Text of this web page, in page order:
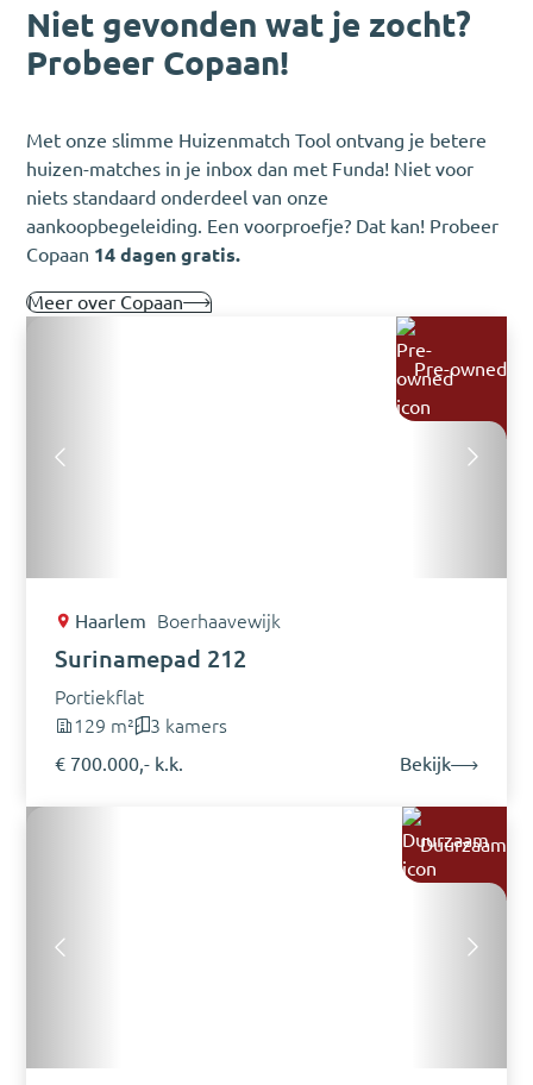
Niet gevonden wat je zocht?
Probeer Copaan!
Met onze slimme Huizenmatch Tool ontvang je betere
huizen-matches in je inbox dan met Funda! Niet voor
niets standaard onderdeel van onze
aankoopbegeleiding. Een voorproefje? Dat kan! Probeer
Copaan 14 dagen gratis.
Meer over Copaan
Pre-owned
Haarlem Boerhaavewijk
Surinamepad 212
Portiekflat
129 m²
3 kamers
€ 700.000,- k.k.
Bekijk
Duurzaam